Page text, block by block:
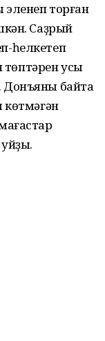
торған
Саҙрый
һелкетеп
төптәрен усы
байтаҡ
көтмәгән